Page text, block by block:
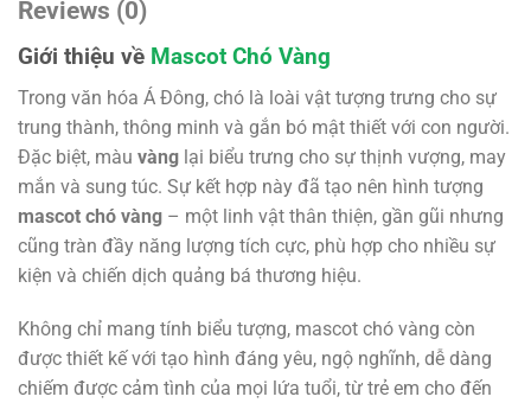
Reviews (0)
Giới thiệu về Mascot Chó Vàng
Trong văn hóa Á Đông, chó là loài vật tượng trưng cho sự
trung thành, thông minh và gắn bó mật thiết với con người.
Đặc biệt, màu vàng lại biểu trưng cho sự thịnh vượng, may
mắn và sung túc. Sự kết hợp này đã tạo nên hình tượng
mascot chó vàng – một linh vật thân thiện, gần gũi nhưng
cũng tràn đầy năng lượng tích cực, phù hợp cho nhiều sự
kiện và chiến dịch quảng bá thương hiệu.
Không chỉ mang tính biểu tượng, mascot chó vàng còn
được thiết kế với tạo hình đáng yêu, ngộ nghĩnh, dễ dàng
chiếm được cảm tình của mọi lứa tuổi, từ trẻ em cho đến